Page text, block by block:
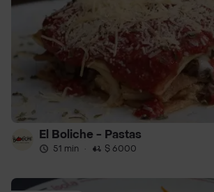
El Boliche - Pastas
51 min · $ 6000